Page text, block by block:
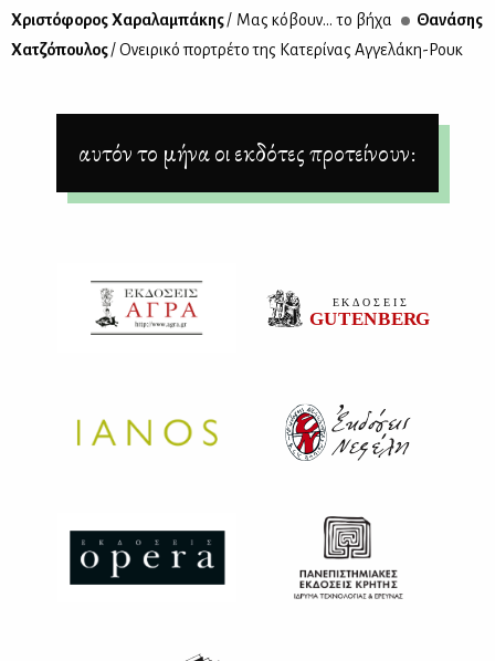
Χρι­στό­φο­ρος Χα­ρα­λα­μπά­κης/ Μας κό­βουν... το βή­χα
Θα­νά­σης
Χα­τζό­που­λος/ Ονει­ρι­κό πορ­τρέ­το της Κα­τε­ρί­νας Αγ­γε­λά­κη-Ρουκ
αυτόν το μήνα οι εκδότες προτείνουν: